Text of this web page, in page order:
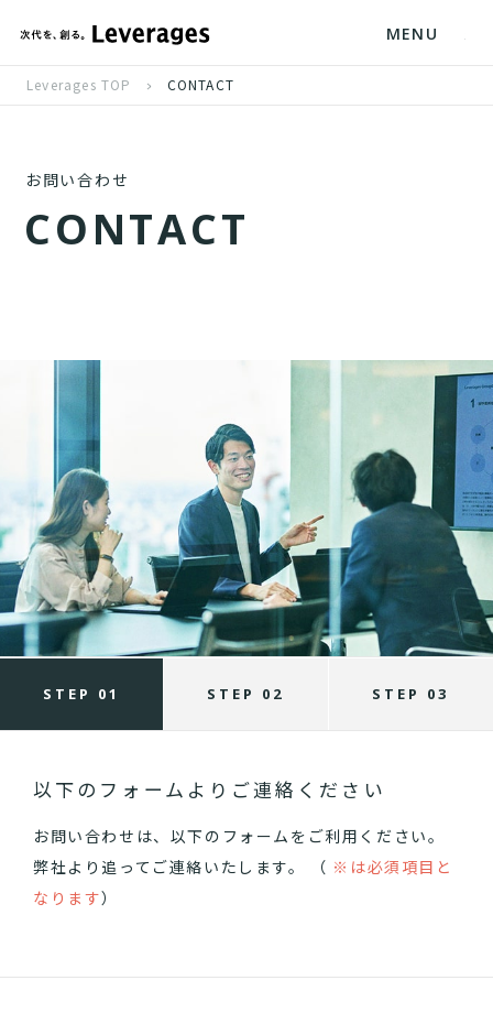
MENU
Leverages TOP CONTACT
お問い合わせ
CONTACT
STEP 01 STEP 02 STEP 03
以下のフォームよりご連絡ください
お問い合わせは、以下のフォームをご利用ください。
弊社より追ってご連絡いたします。 （ ※は必須項目と
なります）